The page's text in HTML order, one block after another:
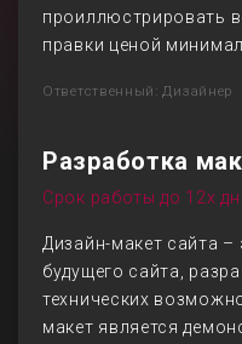
проиллюстрировать
правки ценой
Ответственный: Дизайнер
Разработка
Срок работы до 12х
Дизайн-макет сайта –
будущего сайта,
технических
макет является